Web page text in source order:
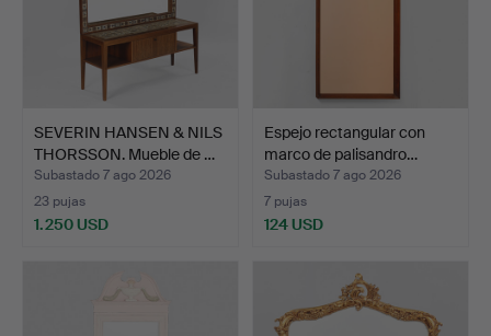
SEVERIN HANSEN & NILS
THORSSON. Mueble de …
Subastado 7 ago 2026
23 pujas
1.250 USD
Espejo rectangular con
marco de palisandro…
Subastado 7 ago 2026
7 pujas
124 USD